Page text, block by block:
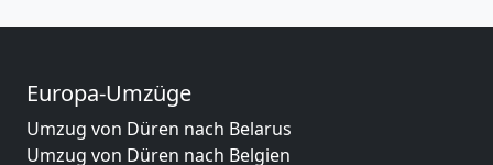
Europa-Umzüge
Umzug von Düren nach Belarus
Umzug von Düren nach Belgien